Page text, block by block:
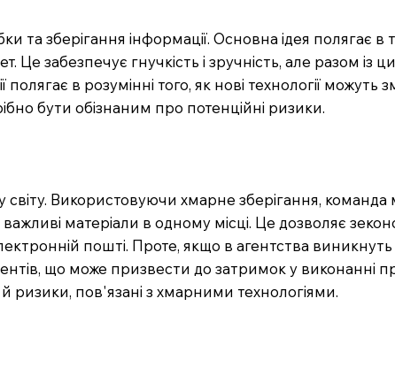
зберігання інформації. Основна ідея полягає в
забезпечує гнучкість і зручність, але разом із
в розумінні того, як нові технології можуть
бути обізнаним про потенційні ризики.
Використовуючи хмарне зберігання, команда
матеріали в одному місці. Це дозволяє
пошті. Проте, якщо в агентства
що може призвести до затримок у виконанні
ризики, пов'язані з хмарними технологіями.